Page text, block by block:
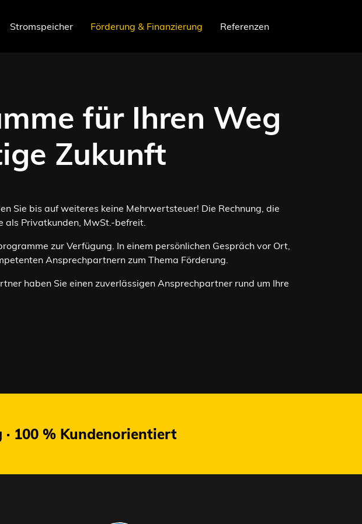
Stromspeicher Förderung & Finanzierung Referenzen
für Ihren Weg
Zukunft
Sie bis auf weiteres keine Mehrwertsteuer! Die Rechnung, die
als Privatkunden, MwSt.-befreit.
zur Verfügung. In einem persönlichen Gespräch vor Ort,
Ansprechpartnern zum Thema Förderung.
haben Sie einen zuverlässigen Ansprechpartner rund um Ihre
100 % Kundenorientiert